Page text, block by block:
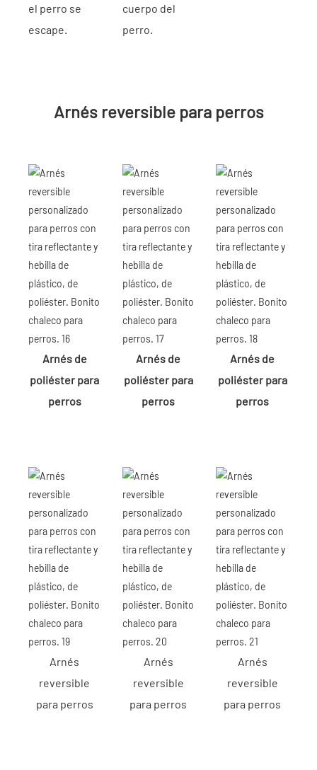
el perro se
escape.
cuerpo del
perro.
Arnés reversible para perros
Arnés de
poliéster para
perros
Arnés de
poliéster para
perros
Arnés de
poliéster para
perros
Arnés
reversible
para perros
Arnés
reversible
para perros
Arnés
reversible
para perros